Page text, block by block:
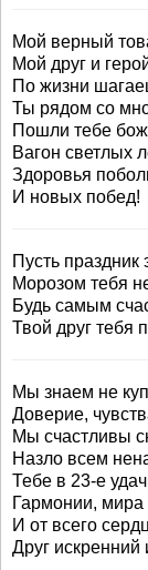
Мой верный
Мой друг и
По жизни
Ты рядом со
Пошли тебе
Вагон светлых
Здоровья
И новых побед!
Пусть праздник
Морозом тебя
Будь самым
Твой друг тебя
Мы знаем не
Доверие,
Мы счастливы
Назло всем
Тебе в 23-е
Гармонии, мира
И от всего
Друг искренний